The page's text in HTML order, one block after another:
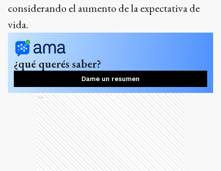
considerando el aumento de la expectativa de
vida.
¿qué querés saber?
Dame un resumen
Ads